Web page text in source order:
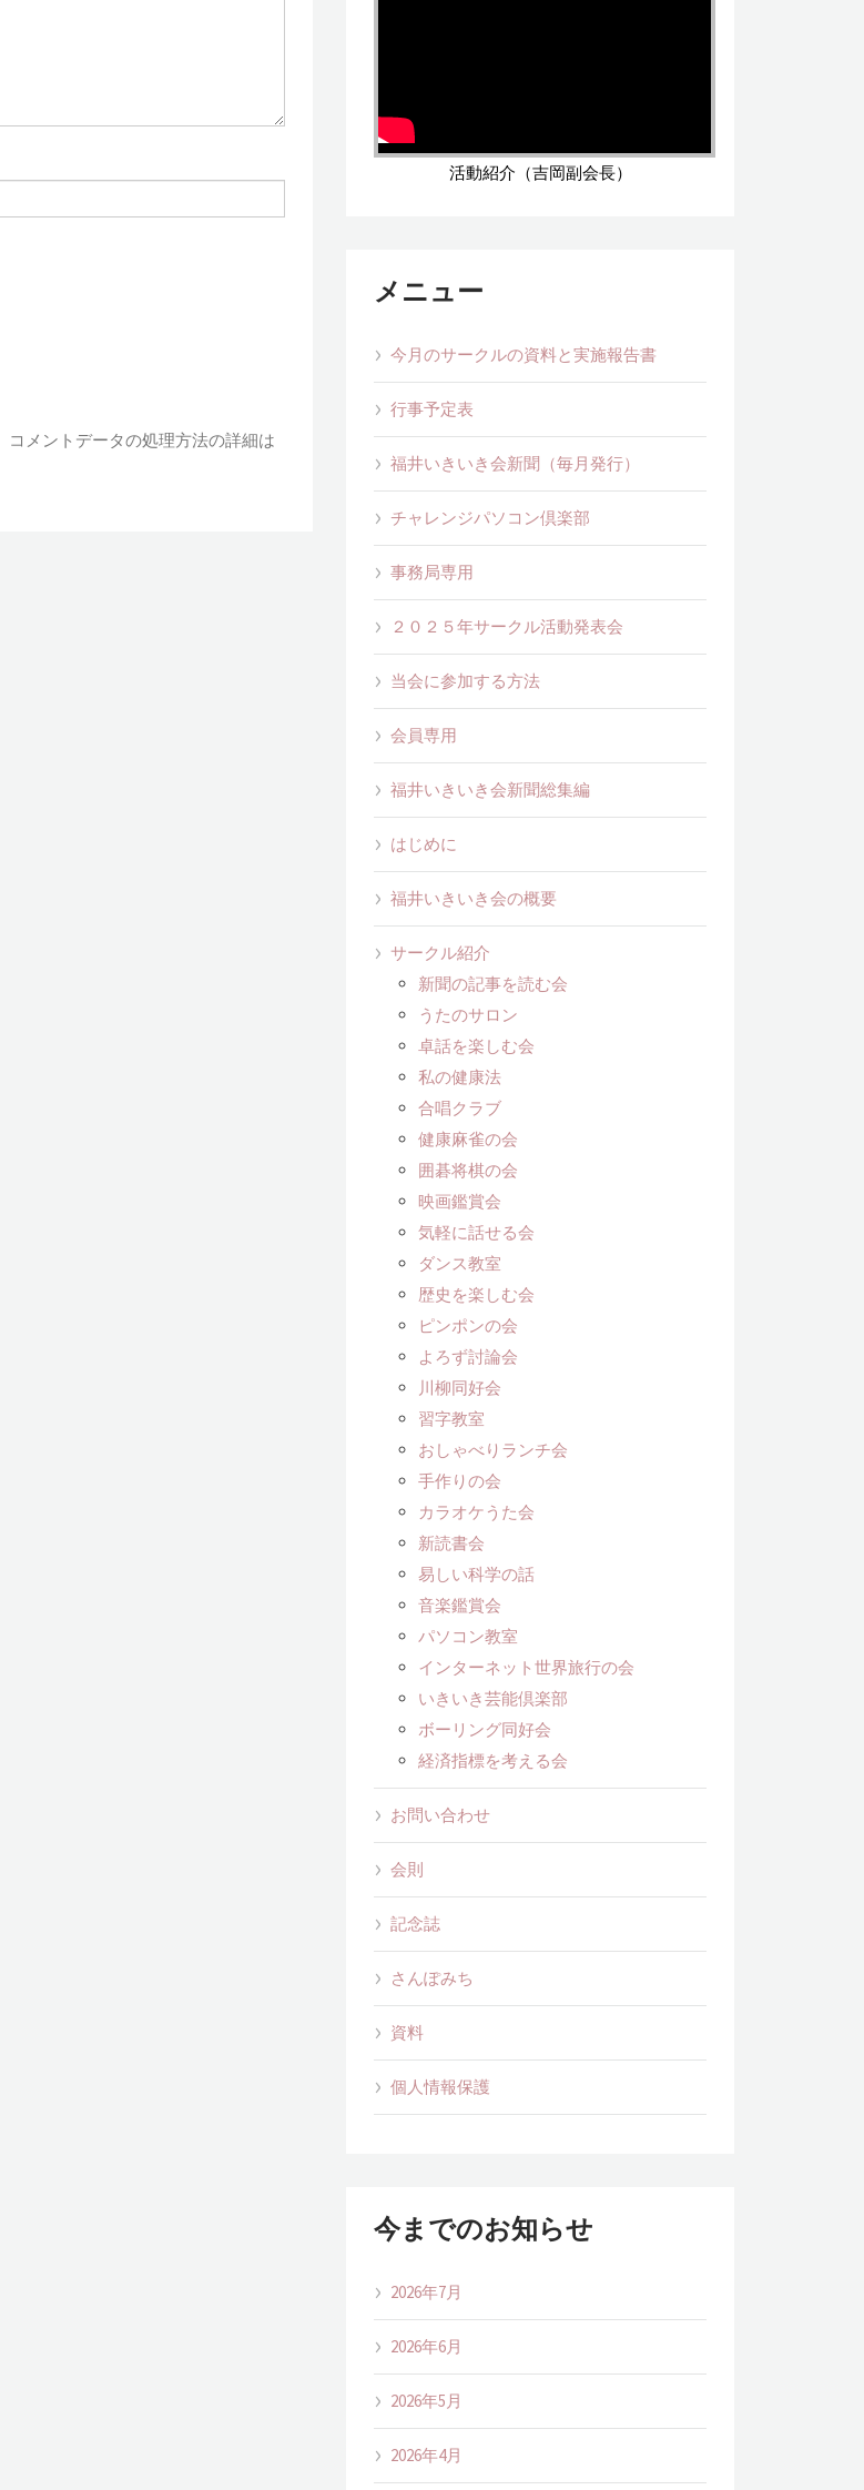
コメントデータの処理方法の詳細は
活動紹介（吉岡副会長）
メニュー
今月のサークルの資料と実施報告書
行事予定表
福井いきいき会新聞（毎月発行）
チャレンジパソコン倶楽部
事務局専用
２０２５年サークル活動発表会
当会に参加する方法
会員専用
福井いきいき会新聞総集編
はじめに
福井いきいき会の概要
サークル紹介
新聞の記事を読む会
うたのサロン
卓話を楽しむ会
私の健康法
合唱クラブ
健康麻雀の会
囲碁将棋の会
映画鑑賞会
気軽に話せる会
ダンス教室
歴史を楽しむ会
ピンポンの会
よろず討論会
川柳同好会
習字教室
おしゃべりランチ会
手作りの会
カラオケうた会
新読書会
易しい科学の話
音楽鑑賞会
パソコン教室
インターネット世界旅行の会
いきいき芸能倶楽部
ボーリング同好会
経済指標を考える会
お問い合わせ
会則
記念誌
さんぽみち
資料
個人情報保護
今までのお知らせ
2026年7月
2026年6月
2026年5月
2026年4月